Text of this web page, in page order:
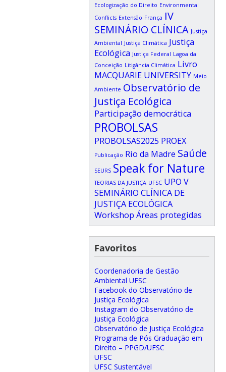
Ecologização do Direito Environmental
Conflicts Extensão França IV
SEMINÁRIO CLÍNICA Justiça
Ambiental Justiça Climática Justiça
Ecológica Justiça Federal Lagoa da
Conceição Litigância Climática Livro
MACQUARIE UNIVERSITY Meio
Ambiente Observatório de
Justiça Ecológica
Participação democrática
PROBOLSAS
PROBOLSAS2025 PROEX
Publicação Rio da Madre Saúde
SEURS Speak for Nature
TEORIAS DA JUSTIÇA UFSC UPO V
SEMINÁRIO CLÍNICA DE
JUSTIÇA ECOLÓGICA
Workshop Áreas protegidas
Favoritos
Coordenadoria de Gestão
Ambiental UFSC
Facebook do Observatório de
Justiça Ecológica
Instagram do Observatório de
Justiça Ecológica
Observatório de Justiça Ecológica
Programa de Pós Graduação em
Direito – PPGD/UFSC
UFSC
UFSC Sustentável